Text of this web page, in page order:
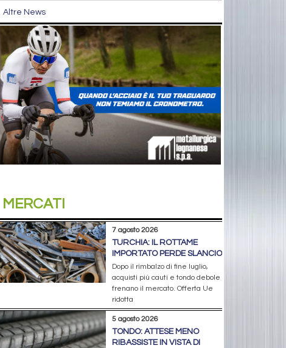
Altre News
MERCATI
7 agosto 2026
TURCHIA: IL ROTTAME
IMPORTATO PERDE SLANCIO
Dopo il rimbalzo di fine luglio,
acquisti più cauti e tondo debole
frenano il mercato. Offerta Ue
ridotta
5 agosto 2026
TONDO: ATTESE MENO
RIBASSISTE IN VISTA DI